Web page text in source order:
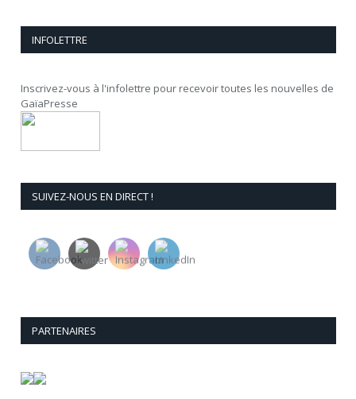
INFOLETTRE
Inscrivez-vous à l'infolettre pour recevoir toutes les nouvelles de
GaïaPresse
SUIVEZ-NOUS EN DIRECT !
PARTENAIRES